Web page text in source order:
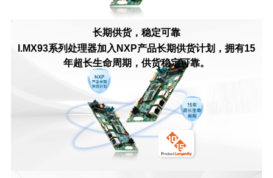
长期供货，稳定可靠
I.MX93系列处理器加入NXP产品长期供货计划，拥有15
年超长生命周期，供货稳定可靠。